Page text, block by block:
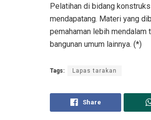
Pelatihan di bidang
mendapatang. Materi yang
pemahaman lebih mendalam
bangunan umum lainnya. (*)
Tags: Lapas tarakan
Share